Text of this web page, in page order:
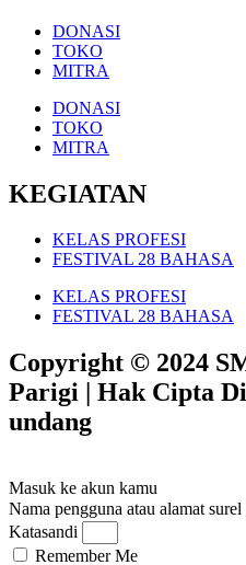
DONASI
TOKO
MITRA
DONASI
TOKO
MITRA
KEGIATAN
KELAS PROFESI
FESTIVAL 28 BAHASA
KELAS PROFESI
FESTIVAL 28 BAHASA
Copyright © 2024
Parigi | Hak Cipta
undang​
Masuk ke akun kamu
Nama pengguna atau alamat surel
Katasandi
Remember Me